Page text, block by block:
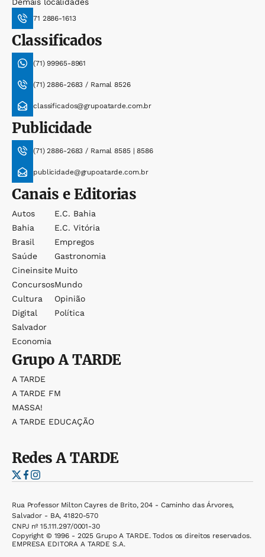
71 2886-1613
Classificados
(71) 99965-8961
(71) 2886-2683 / Ramal 8526
classificados@grupoatarde.com.br
Publicidade
(71) 2886-2683 / Ramal 8585 | 8586
publicidade@grupoatarde.com.br
Canais e Editorias
Autos
Bahia
Brasil
Saúde
Cineinsite
Concursos
Cultura
Digital
Salvador
Economia
E.c. Bahia
E.c. Vitória
Empregos
Gastronomia
Muito
Mundo
Opinião
Política
GrupoA TARDE
A TARDE
A TARDE FM
MASSA!
A TARDE EDUCAÇÃO
RedesA TARDE
Rua Professor Milton Cayres de Brito, 204 - Caminho das Árvores,
Salvador - BA, 41820-570
CNPJ nº 15.111.297/0001-30
Copyright © 1996 - 2025 Grupo A TARDE. Todos os direitos reservados.
EMPRESA EDITORA A TARDE S.A.